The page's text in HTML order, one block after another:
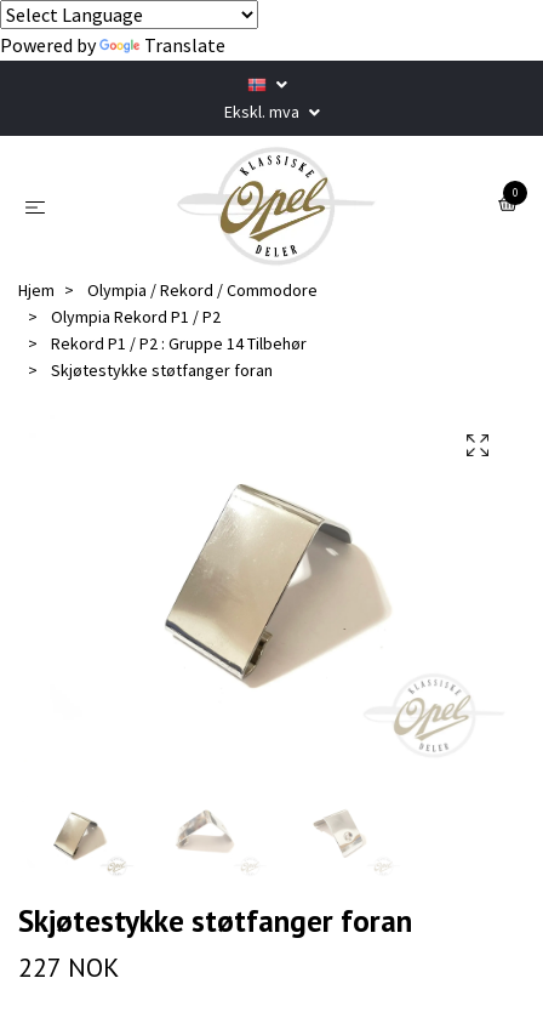
Powered by Translate
Ekskl. mva
0
Hjem
Olympia / Rekord / Commodore
Olympia Rekord P1 / P2
Rekord P1 / P2 : Gruppe 14 Tilbehør
Skjøtestykke støtfanger foran
Skjøtestykke støtfanger foran
227 NOK